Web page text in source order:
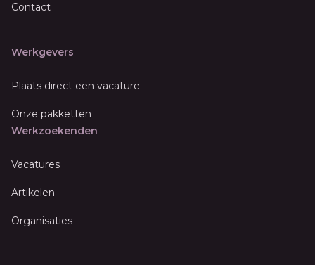
Contact
Werkgevers
Plaats direct een vacature
Onze pakketten
Werkzoekenden
Vacatures
Artikelen
Organisaties